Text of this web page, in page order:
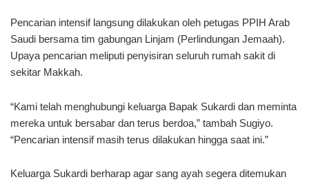
Pencarian intensif langsung dilakukan oleh petugas PPIH Arab
Saudi bersama tim gabungan Linjam (Perlindungan Jemaah).
Upaya pencarian meliputi penyisiran seluruh rumah sakit di
sekitar Makkah.
“Kami telah menghubungi keluarga Bapak Sukardi dan meminta
mereka untuk bersabar dan terus berdoa,” tambah Sugiyo.
“Pencarian intensif masih terus dilakukan hingga saat ini.”
Keluarga Sukardi berharap agar sang ayah segera ditemukan